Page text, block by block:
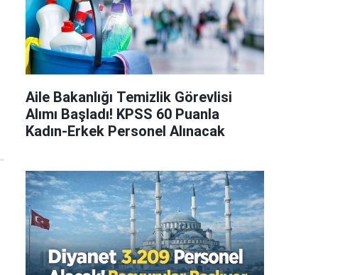
Aile Bakanlığı Temizlik Görevlisi
Alımı Başladı! KPSS 60 Puanla
Kadın-Erkek Personel Alınacak